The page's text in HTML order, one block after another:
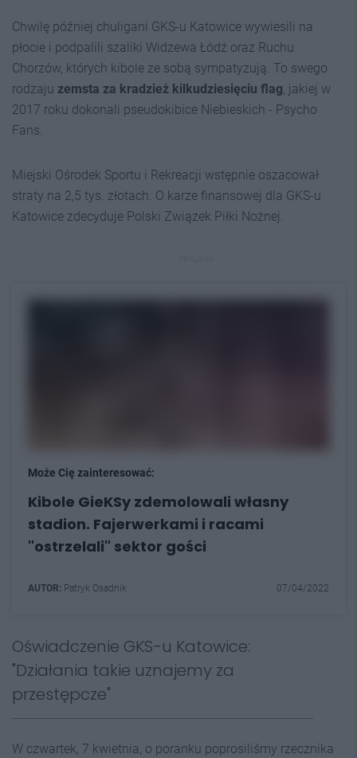
Chwilę później chuligani GKS-u Katowice wywiesili na
płocie i podpalili szaliki Widzewa Łódź oraz Ruchu
Chorzów, których kibole ze sobą sympatyzują. To swego
rodzaju zemsta za kradzież kilkudziesięciu flag , jakiej w
2017 roku dokonali pseudokibice Niebieskich - Psycho
Fans.
Miejski Ośrodek Sportu i Rekreacji wstępnie oszacował
straty na 2,5 tys. złotach. O karze finansowej dla GKS-u
Katowice zdecyduje Polski Związek Piłki Nożnej.
Może Cię zainteresować:
Kibole GieKSy zdemolowali własny
stadion. Fajerwerkami i racami
"ostrzelali" sektor gości
AUTOR: Patryk Osadnik 07/04/2022
Oświadczenie GKS-u Katowice:
"Działania takie uznajemy za
przestępcze"
W czwartek, 7 kwietnia, o poranku poprosiliśmy rzecznika